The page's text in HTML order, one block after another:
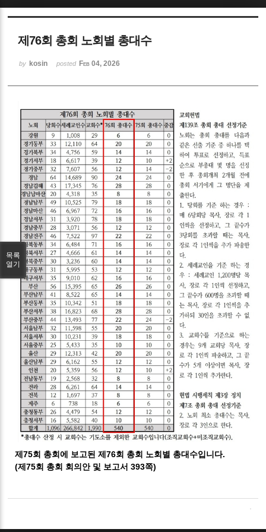
제76회 총회 노회별 총대수
by kosin posted Feb 04, 2026
제75회 총회에 보고된 제76회 총회 노회별 총대수입니다.
(제75회 총회 회의안 및 보고서 393쪽)
목록
열기
Sketchbook5, 스케치북5
Sketchbook5, 스케치북5